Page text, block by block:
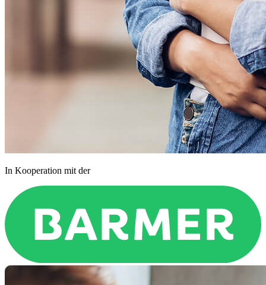
In Kooperation mit der